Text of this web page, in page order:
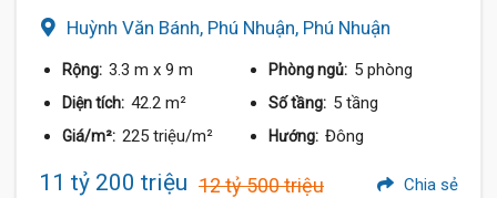
Huỳnh Văn Bánh, Phú Nhuận, Phú Nhuận
Rộng: 3.3 m x 9 m Phòng ngủ: 5 phòng
Diện tích: 42.2 m² Số tầng: 5 tầng
Giá/m²: 225 triệu/m² Hướng: Đông
11 tỷ 200 triệu 12 tỷ 500 triệu Chia sẻ